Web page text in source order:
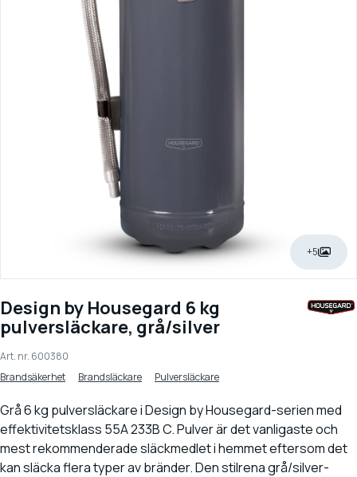
+5
Design by Housegard 6 kg
pulversläckare, grå/silver
Art. nr. 600380
Brandsäkerhet
Brandsläckare Pulversläckare
Grå 6 kg pulversläckare i Design by Housegard-serien med
effektivitetsklass 55A 233B C. Pulver är det vanligaste och
mest rekommenderade släckmedlet i hemmet eftersom det
kan släcka flera typer av bränder. Den stilrena grå/silver-